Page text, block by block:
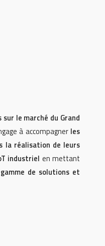
le marché du Grand
à accompagner les
la réalisation de leurs
industriel en mettant
de solutions et